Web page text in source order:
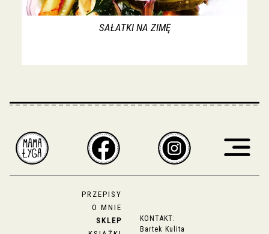
SAŁATKI NA ZIMĘ
PRZEPISY
O MNIE
SKLEP
KONTAKT:
Bartek Kulita